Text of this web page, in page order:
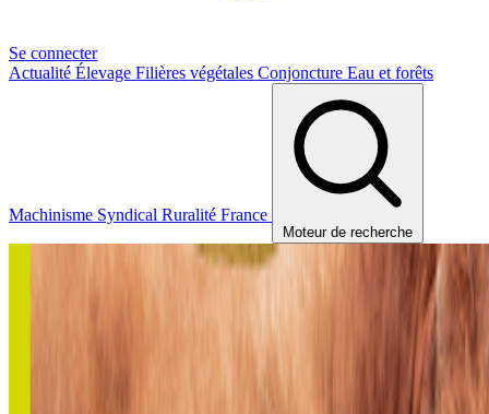
Se connecter
Actualité Élevage Filières végétales Conjoncture Eau et forêts
Machinisme Syndical Ruralité France
Moteur de recherche